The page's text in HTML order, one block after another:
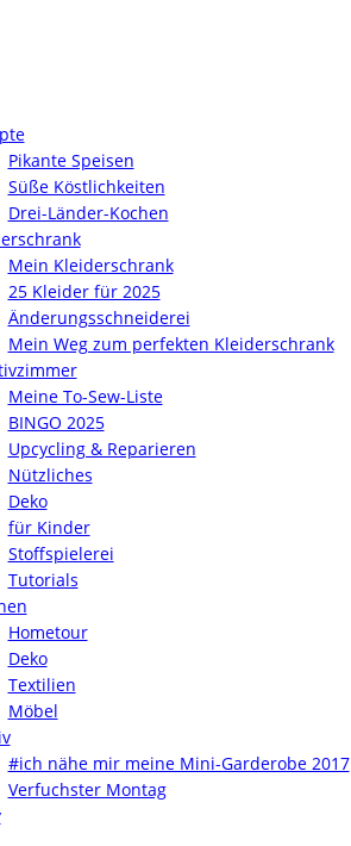
Pikante Speisen
Süße Köstlichkeiten
Drei-Länder-Kochen
Mein Kleiderschrank
25 Kleider für 2025
Änderungsschneiderei
Mein Weg zum perfekten Kleiderschrank
Meine To-Sew-Liste
BINGO 2025
Upcycling & Reparieren
Nützliches
Deko
für Kinder
Stoffspielerei
Tutorials
Hometour
Deko
Textilien
Möbel
#ich nähe mir meine Mini-Garderobe 2017
Verfuchster Montag